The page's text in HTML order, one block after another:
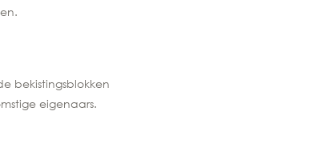
bekistingsblokken
eigenaars.